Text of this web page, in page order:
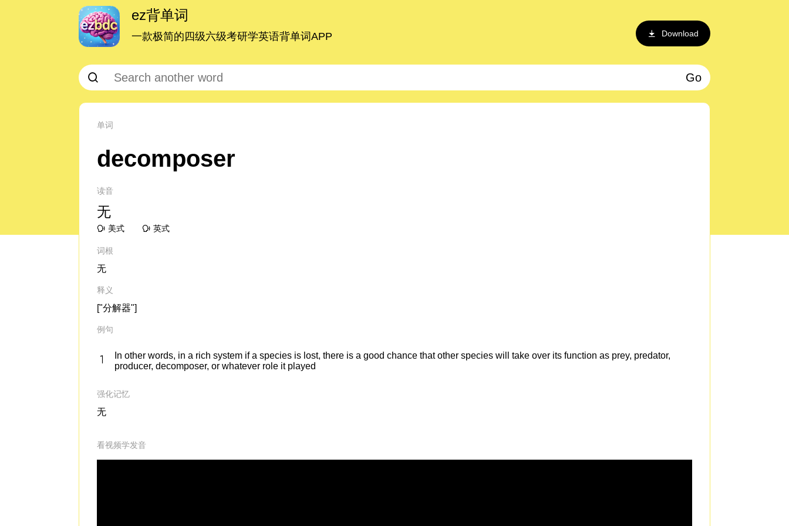
ez背单词
一款极简的四级六级考研学英语背单词APP Download
Go
单词
decomposer
读音
无
美式 英式
词根
无
释义
["分解器"]
例句
In other words, in a rich system if a species is lost, there is a good chance that other species will take over its function as prey, predator,
producer, decomposer, or whatever role it played
强化记忆
无
看视频学发音